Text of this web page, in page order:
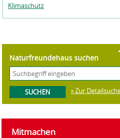
Klimaschutz
Naturfreundehaus suchen
» Zur
Mitmachen